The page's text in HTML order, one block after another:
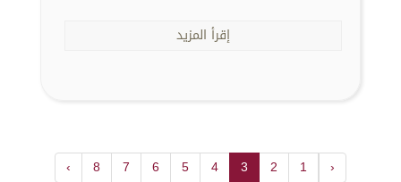
إقرأ المزيد
‹
1
2
3
4
5
6
7
8
›